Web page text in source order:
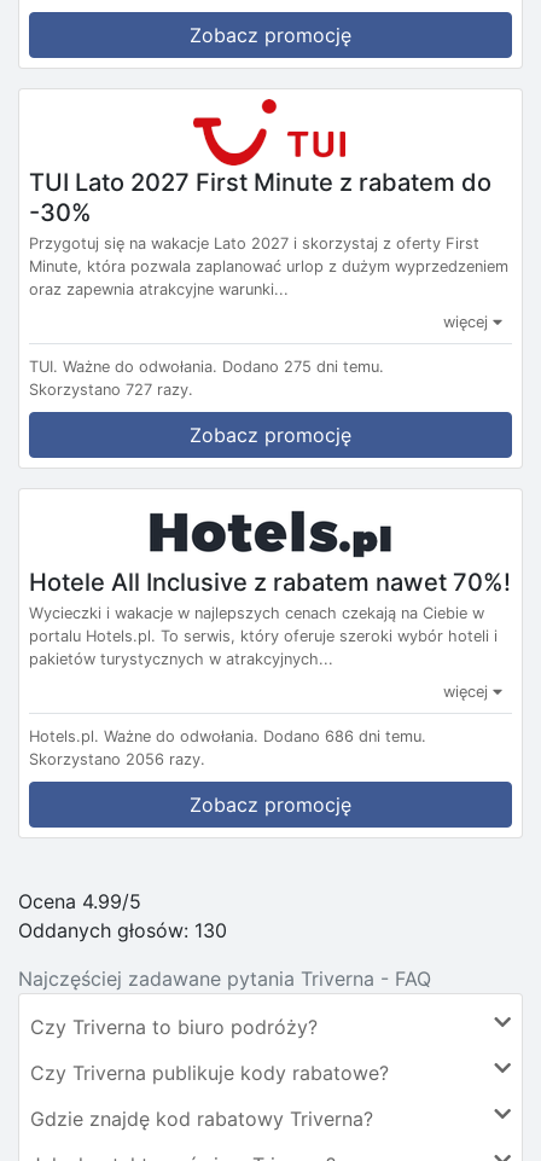
Zobacz promocję
TUI Lato 2027 First Minute z rabatem do
-30%
Przygotuj się na wakacje Lato 2027 i skorzystaj z oferty First
Minute, która pozwala zaplanować urlop z dużym wyprzedzeniem
oraz zapewnia atrakcyjne warunki...
więcej
TUI. Ważne do odwołania. Dodano 275 dni temu.
Skorzystano 727 razy.
Zobacz promocję
Hotele All Inclusive z rabatem nawet 70%!
Wycieczki i wakacje w najlepszych cenach czekają na Ciebie w
portalu Hotels.pl. To serwis, który oferuje szeroki wybór hoteli i
pakietów turystycznych w atrakcyjnych...
więcej
Hotels.pl. Ważne do odwołania. Dodano 686 dni temu.
Skorzystano 2056 razy.
Zobacz promocję
Ocena 4.99/5
Oddanych głosów: 130
Najczęściej zadawane pytania Triverna - FAQ
Czy Triverna to biuro podróży?
Czy Triverna publikuje kody rabatowe?
Gdzie znajdę kod rabatowy Triverna?